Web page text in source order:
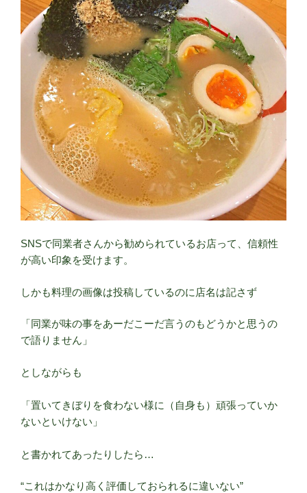
SNSで同業者さんから勧められているお店って、信頼性
が高い印象を受けます。
しかも料理の画像は投稿しているのに店名は記さず
「同業が味の事をあーだこーだ言うのもどうかと思うの
で語りません」
としながらも
「置いてきぼりを食わない様に（自身も）頑張っていか
ないといけない」
と書かれてあったりしたら…
“これはかなり高く評価しておられるに違いない”